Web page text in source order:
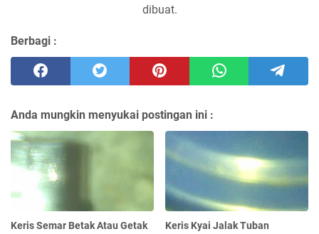
dibuat.
Berbagi :
Anda mungkin menyukai postingan ini :
Keris Semar Betak Atau Getak
Keris Kyai Jalak Tuban